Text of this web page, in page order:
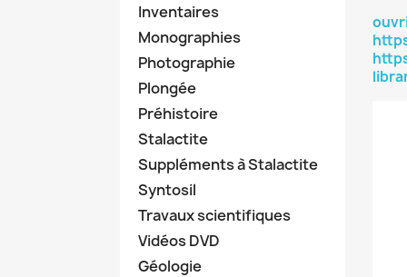
Inventaires
Monographies
Photographie
Plongée
Préhistoire
Stalactite
Suppléments à Stalactite
Syntosil
Travaux scientifiques
Vidéos DVD
Géologie